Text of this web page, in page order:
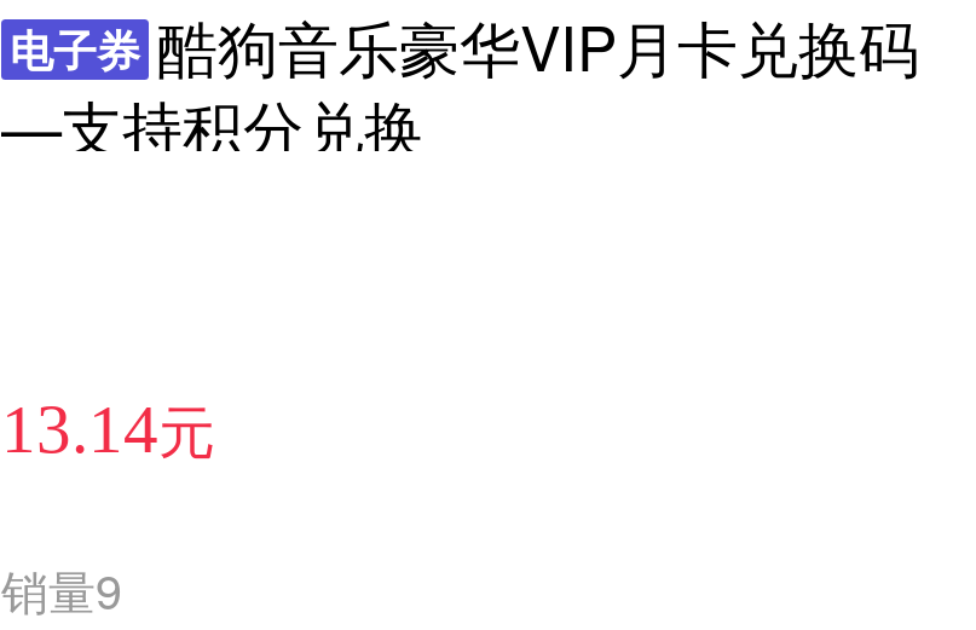
电子券 酷狗音乐豪华VIP月卡兑换码
—支持积分兑换
13.14元
销量9